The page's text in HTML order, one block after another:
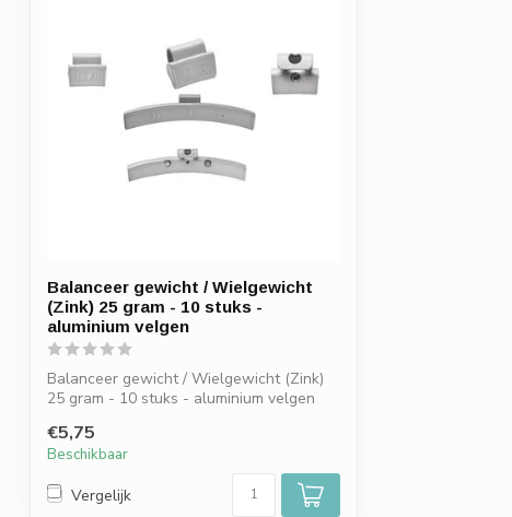
Balanceer gewicht / Wielgewicht
(Zink) 25 gram - 10 stuks -
aluminium velgen
Balanceer gewicht / Wielgewicht (Zink)
25 gram - 10 stuks - aluminium velgen
€5,75
Beschikbaar
Vergelijk